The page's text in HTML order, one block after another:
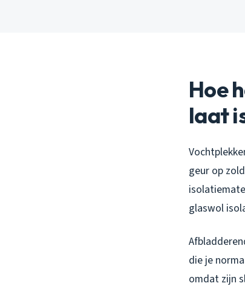
Hoe
laat
geur op
glaswol
die je
omdat zijn